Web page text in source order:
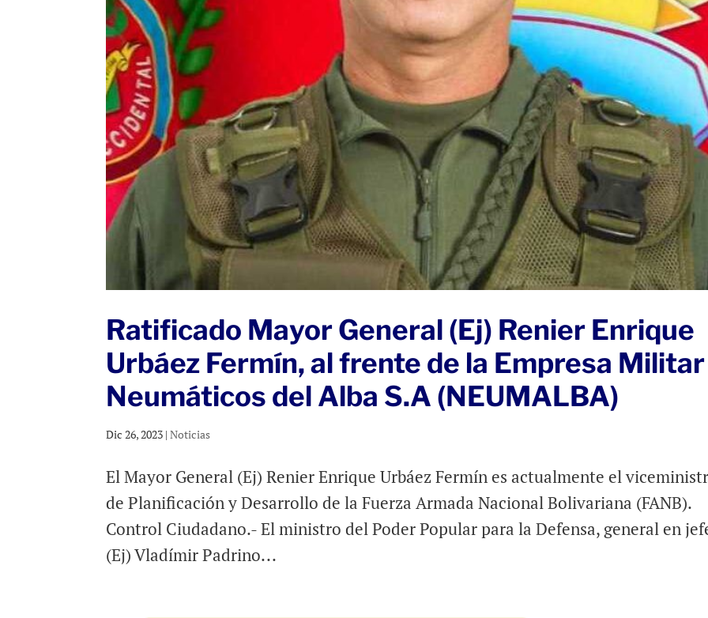
Ratificado Mayor General (Ej) Renier Enrique
Urbáez Fermín, al frente de la Empresa Militar
Neumáticos del Alba S.A (NEUMALBA)
Dic 26, 2023 |Noticias
El Mayor General (Ej) Renier Enrique Urbáez Fermín es actualmente el
de Planificación y Desarrollo de la Fuerza Armada Nacional Bolivariana (FANB).
Control Ciudadano.- El ministro del Poder Popular para la Defensa, general en
(Ej) Vladímir Padrino...